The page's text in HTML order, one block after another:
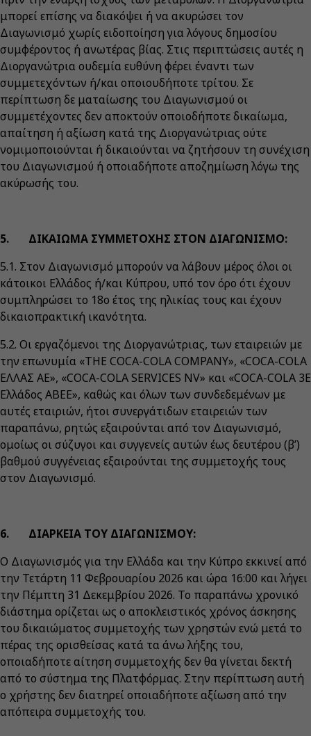
μπορεί επίσης να διακόψει ή να ακυρώσει τον
Διαγωνισμό χωρίς ειδοποίηση για λόγους δημοσίου
συμφέροντος ή ανωτέρας βίας. Στις περιπτώσεις αυτές η
Διοργανώτρια ουδεμία ευθύνη φέρει έναντι των
συμμετεχόντων ή/και οποιουδήποτε τρίτου. Σε
περίπτωση δε ματαίωσης του Διαγωνισμού οι
συμμετέχοντες δεν αποκτούν οποιοδήποτε δικαίωμα,
απαίτηση ή αξίωση κατά της Διοργανώτριας ούτε
νομιμοποιούνται ή δικαιούνται να ζητήσουν τη συνέχιση
του Διαγωνισμού ή οποιαδήποτε αποζημίωση λόγω της
ακύρωσής του.
5. ΔΙΚΑΙΩΜΑ ΣΥΜΜΕΤΟΧΗΣ ΣΤΟΝ ΔΙΑΓΩΝΙΣΜΟ:
5.1. Στον Διαγωνισμό μπορούν να λάβουν μέρος όλοι οι
κάτοικοι Ελλάδος ή/και Κύπρου, υπό τον όρο ότι έχουν
συμπληρώσει το 18ο έτος της ηλικίας τους και έχουν
δικαιοπρακτική ικανότητα.
5.2. Οι εργαζόμενοι της Διοργανώτριας, των εταιρειών με
την επωνυμία «THE COCA-COLA COMPANY», «COCA-COLA
ΕΛΛΑΣ AE», «COCA-COLA SERVICES NV» και «COCA-COLA 3Ε
Ελλάδος ΑΒΕΕ», καθώς και όλων των συνδεδεμένων με
αυτές εταιριών, ήτοι συνεργάτιδων εταιρειών των
παραπάνω, ρητώς εξαιρούνται από τον Διαγωνισμό,
ομοίως οι σύζυγοι και συγγενείς αυτών έως δευτέρου (β’)
βαθμού συγγένειας εξαιρούνται της συμμετοχής τους
στον Διαγωνισμό.
6. ΔΙΑΡΚΕΙΑ ΤΟΥ ΔΙΑΓΩΝΙΣΜΟΥ:
Ο Διαγωνισμός για την Ελλάδα και την Κύπρο εκκινεί από
την Τετάρτη 11 Φεβρουαρίου 2026 και ώρα 16:00 και λήγει
την Πέμπτη 31 Δεκεμβρίου 2026. Το παραπάνω χρονικό
διάστημα ορίζεται ως ο αποκλειστικός χρόνος άσκησης
του δικαιώματος συμμετοχής των χρηστών ενώ μετά το
πέρας της ορισθείσας κατά τα άνω λήξης του,
οποιαδήποτε αίτηση συμμετοχής δεν θα γίνεται δεκτή
από το σύστημα της Πλατφόρμας. Στην περίπτωση αυτή
ο χρήστης δεν διατηρεί οποιαδήποτε αξίωση από την
απόπειρα συμμετοχής του.